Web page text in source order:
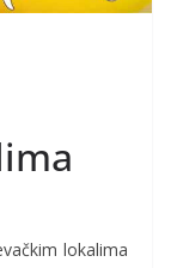
lokalima